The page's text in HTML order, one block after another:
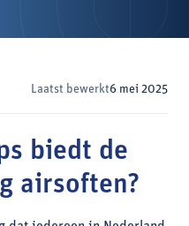
Laatst bewerkt6 mei 2025
biedt de
airsoften?